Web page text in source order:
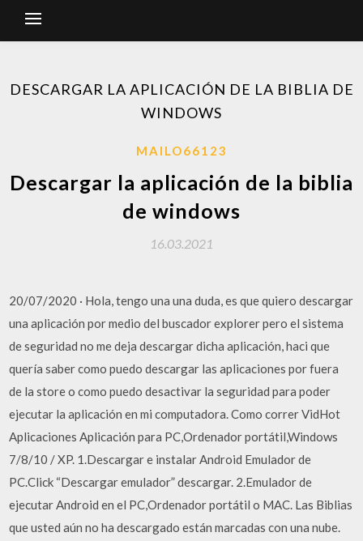
DESCARGAR LA APLICACIÓN DE LA BIBLIA DE
WINDOWS
MAILO66123
Descargar la aplicación de la biblia
de windows
16.03.2021
20/07/2020 · Hola, tengo una una duda, es que quiero descargar
una aplicación por medio del buscador explorer pero el sistema
de seguridad no me deja descargar dicha aplicación, haci que
quería saber como puedo descargar las aplicaciones por fuera
de la store o como puedo desactivar la seguridad para poder
ejecutar la aplicación en mi computadora. Como correr VidHot
Aplicaciones Aplicación para PC,Ordenador portátil,Windows
7/8/10 / XP. 1.Descargar e instalar Android Emulador de
PC.Click “Descargar emulador” descargar. 2.Emulador de
ejecutar Android en el PC,Ordenador portátil o MAC. Las Biblias
que usted aún no ha descargado están marcadas con una nube.